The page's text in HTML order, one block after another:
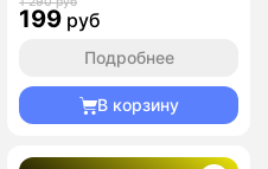
199 руб
Подробнее
В корзину